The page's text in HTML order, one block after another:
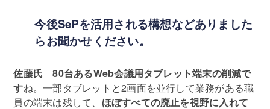
今後SePを活用される構想などありました
らお聞かせください。
佐藤氏
80台あるWeb会議用タブレット端末の削減で
すね。一部タブレットと2画面を並行して業務がある職
員の端末は残して、 ほぼすべての廃止を視野に入れて